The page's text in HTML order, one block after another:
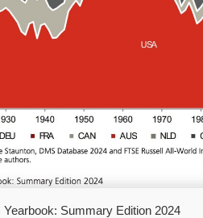
Summary Edition 2024